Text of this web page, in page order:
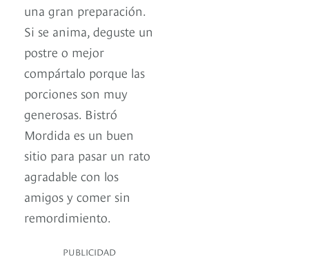
una gran preparación.
Si se anima, deguste un
postre o mejor
compártalo porque las
porciones son muy
generosas. Bistró
Mordida es un buen
sitio para pasar un rato
agradable con los
amigos y comer sin
remordimiento.
PUBLICIDAD